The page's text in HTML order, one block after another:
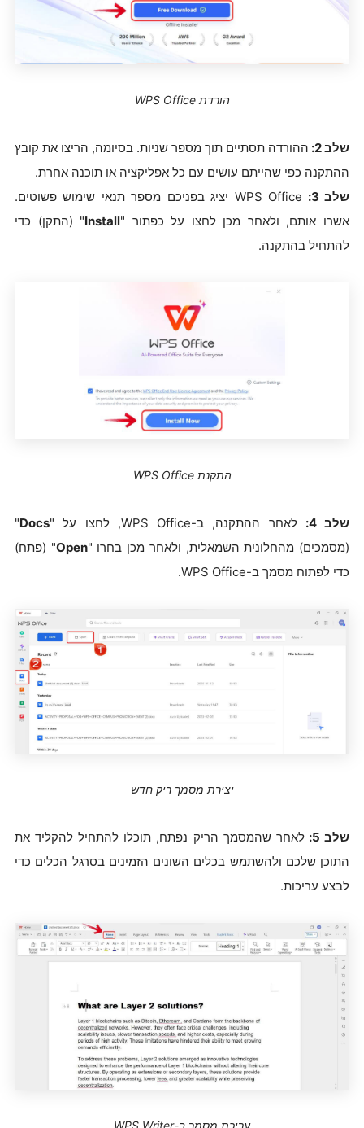
הורדת WPS Office
שלב 2:
ההורדה תסתיים תוך מספר שניות. בסיומה, הריצו את קובץ
ההתקנה כפי שהייתם עושים עם כל אפליקציה או תוכנה אחרת.
שלב 3:
WPS Office יציג בפניכם מספר תנאי שימוש פשוטים.
אשרו אותם, ולאחר מכן לחצו על כפתור "Install" (התקן) כדי
להתחיל בהתקנה.
התקנת WPS Office
שלב 4: לאחר ההתקנה, ב-WPS Office, לחצו על " Docs
"
(מסמכים) מהחלונית השמאלית, ולאחר מכן בחרו "Open" (פתח)
כדי לפתוח מסמך ב-WPS Office.
יצירת מסמך ריק חדש
שלב 5:
לאחר שהמסמך הריק נפתח, תוכלו להתחיל להקליד את
התוכן שלכם ולהשתמש בכלים השונים הזמינים בסרגל הכלים כדי
לבצע עריכות.
עריכת מסמך ב-WPS Writer